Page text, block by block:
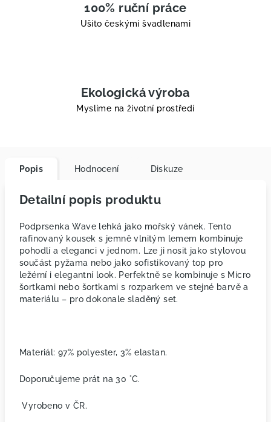
100% ruční práce
Ušito českými švadlenami
Ekologická výroba
Myslíme na životní prostředí
Popis Hodnocení Diskuze
Detailní popis produktu
Podprsenka Wave lehká jako mořský vánek. Tento
rafinovaný kousek s jemně vlnitým lemem kombinuje
pohodlí a eleganci v jednom. Lze ji nosit jako stylovou
součást pyžama nebo jako sofistikovaný top pro
ležérní i elegantní look. Perfektně se kombinuje s Micro
šortkami nebo šortkami s rozparkem ve stejné barvě a
materiálu – pro dokonale sladěný set.
Materiál: 97% polyester, 3% elastan.
Doporučujeme prát na 30 °C.
Vyrobeno v ČR.